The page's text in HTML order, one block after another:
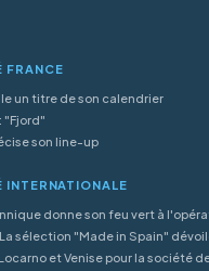
FRANCE
un titre de son calendrier
"Fjord"
son line-up
INTERNATIONALE
donne son feu vert à
La sélection "Made in Spain"
et Venise pour la société